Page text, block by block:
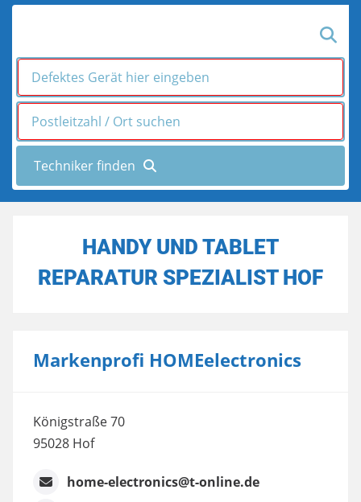
HANDY UND TABLET
REPARATUR SPEZIALIST HOF
Markenprofi HOMEelectronics
Königstraße 70
95028 Hof
home-electronics@t-online.de